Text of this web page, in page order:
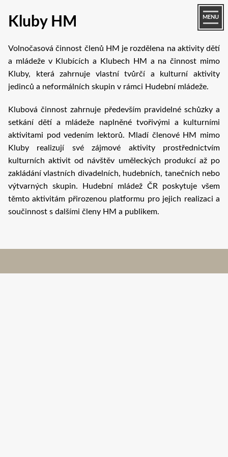
MENU
Kluby HM
Volnočasová činnost členů HM je rozdělena na aktivity dětí
a mládeže v Klubících a Klubech HM a na činnost mimo
Kluby, která zahrnuje vlastní tvůrčí a kulturní aktivity
jedinců a neformálních skupin v rámci Hudební mládeže.
Klubová činnost zahrnuje především pravidelné schůzky a
setkání dětí a mládeže naplněné tvořivými a kulturními
aktivitami pod vedením lektorů. Mladí členové HM mimo
Kluby realizují své zájmové aktivity prostřednictvím
kulturních aktivit od návštěv uměleckých produkcí až po
zakládání vlastních divadelních, hudebních, tanečních nebo
výtvarných skupin. Hudební mládež ČR poskytuje všem
těmto aktivitám přirozenou platformu pro jejich realizaci a
součinnost s dalšími členy HM a publikem.